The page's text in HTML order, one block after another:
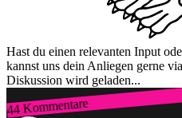
Hast du einen relevanten Input
kannst uns dein Anliegen gerne
Diskussion wird geladen...
44 Kommentare
Zum Login